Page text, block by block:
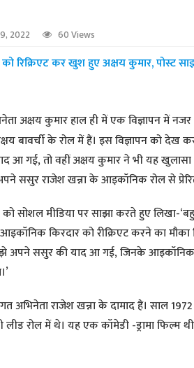
2022 60 Views
को रिक्रिएट कर खुश हुए अक्षय कुमार, पोस्ट
अक्षय कुमार हाल ही में एक विज्ञापन में
बावर्ची के रोल में हैं। इस विज्ञापन को देख
आ गई, तो वहीं अक्षय कुमार ने भी यह खुलासा
ससुर राजेश खन्ना के आइकॉनिक रोल से
को सोशल मीडिया पर साझा करते हुए लिखा-
किरदार को रीक्रिएट करने का
अपने ससुर की याद आ गई, जिनके आइकॉनिक
अभिनेता राजेश खन्ना के दामाद हैं। साल
रोल में थे। यह एक कॉमेडी -ड्रामा फिल्म